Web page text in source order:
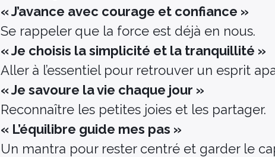
« J’avance avec courage et confiance »
Se rappeler que la force est déjà en nous.
« Je choisis la simplicité et la tranquillité »
Aller à l’essentiel pour retrouver un esprit
« Je savoure la vie chaque jour »
Reconnaître les petites joies et les partager.
« L’équilibre guide mes pas »
Un mantra pour rester centré et garder le